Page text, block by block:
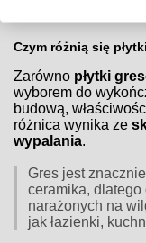
Czym różnią się
Zarówno płytki
wyborem do
budową,
różnica wynika ze
wypalania.
Gres jest
ceramika,
narażonych na
jak łazienki,